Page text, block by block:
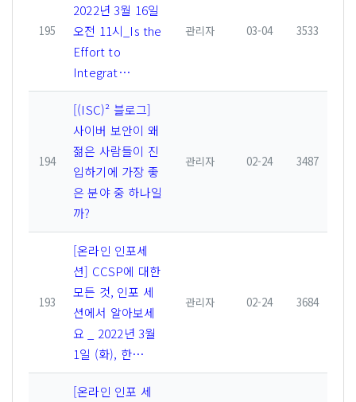
195
2022년 3월 16일
오전 11시_Is the
Effort to
Integrat…
관리자 03-04 3533
194
[(ISC)² 블로그]
사이버 보안이 왜
젊은 사람들이 진
입하기에 가장 좋
은 분야 중 하나일
까?
관리자 02-24 3487
193
[온라인 인포세
션] CCSP에 대한
모든 것, 인포 세
션에서 알아보세
요 _ 2022년 3월
1일 (화), 한…
관리자 02-24 3684
[온라인 인포 세